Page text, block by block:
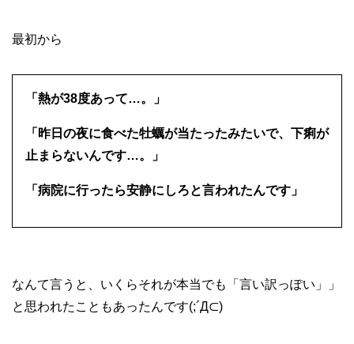
最初から
「熱が38度あって…。」
「昨日の夜に食べた牡蠣が当たったみたいで、下痢が
止まらないんです…。」
「病院に行ったら安静にしろと言われたんです」
なんて言うと、いくらそれが本当でも「言い訳っぽい」」
と思われたこともあったんです(;´Д⊂)